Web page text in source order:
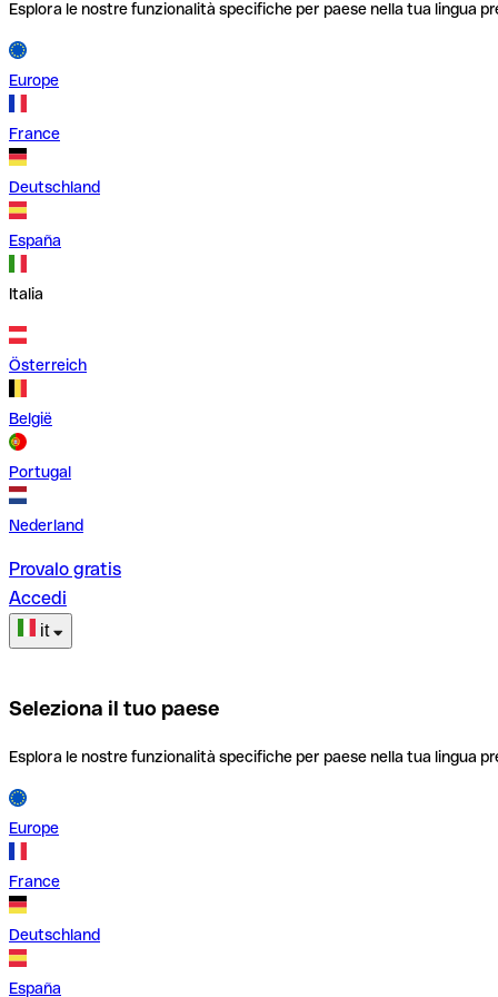
Esplora le nostre funzionalità specifiche per paese nella tua lingua
Europe
France
Deutschland
España
Italia
Österreich
België
Portugal
Nederland
Provalo gratis
Accedi
it
Seleziona il tuo paese
Esplora le nostre funzionalità specifiche per paese nella tua lingua
Europe
France
Deutschland
España